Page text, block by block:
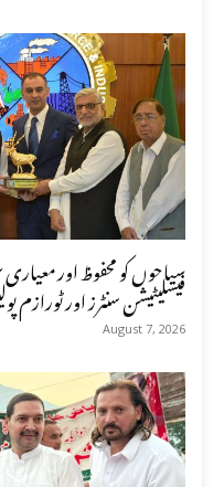
سیاحوں کو محفوظ اور
فیسلیٹیشن سنٹرز اور
August 7, 2026